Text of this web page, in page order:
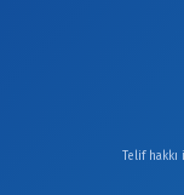
Telif